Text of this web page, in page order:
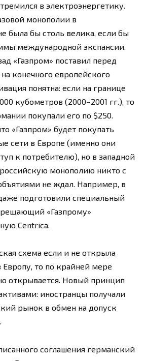
в электроэнергетику.
монополии в
была бы столь велика, если бы
международной экспансии.
«Газпром» поставил перед
конечного европейского
понятна: если на границе
кубометров (2000–2001 гг.), то
покупали его по $250.
«Газпром» будет покупать
сети в Европе (именно они
к потребителю), но в западной
монополию никто с
не ждал. Например, в
подготовили специальный
«Газпрому»
Centrica.
схема если и не открыла
Европу, то по крайней мере
открывается. Новый принцип
иностранцы получали
рынок в обмен на допуск
соглашения германский